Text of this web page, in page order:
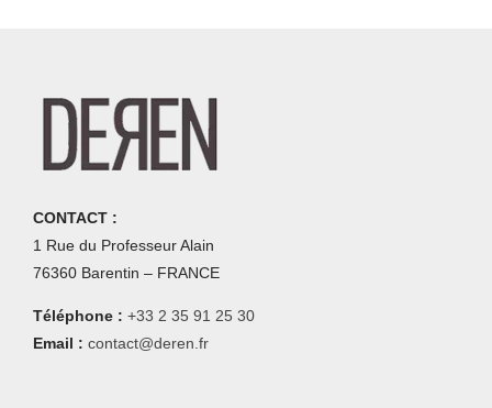
CONTACT :
1 Rue du Professeur Alain
76360 Barentin – FRANCE
Téléphone : +33 2 35 91 25 30
Email : contact@deren.fr